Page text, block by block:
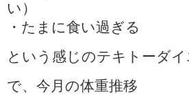
い）
・たまに食い過ぎる
という感じのテキトーダイ
で、今月の体重推移